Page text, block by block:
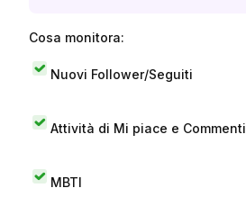
Cosa monitora:
Nuovi Follower/Seguiti
Attività di Mi piace e Commenti
MBTI